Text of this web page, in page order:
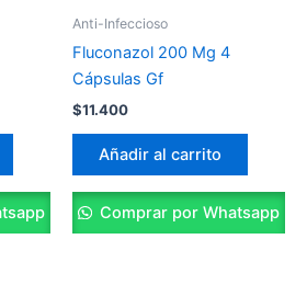
Anti-Infeccioso
Fluconazol 200 Mg 4
Cápsulas Gf
$11.400
Añadir al carrito
Comprar por Whatsapp